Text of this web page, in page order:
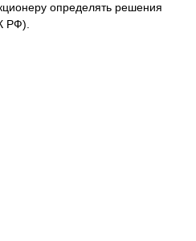
определять решения
РФ).